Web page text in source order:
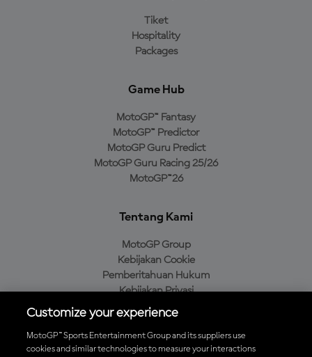
Tiket
Hospitality
Packages
Game Hub
MotoGP™ Fantasy
MotoGP™ Predictor
MotoGP Guru Predict
MotoGP Guru Racing 25/26
MotoGP™26
Tentang Kami
MotoGP Group
Kebijakan Cookie
Pemberitahuan Hukum
Kebijakan Privasi
Kebijakan Pembelian
Customize your experience
MotoGP™ Sports Entertainment Group and its suppliers use
cookies and similar technologies to measure your interactions